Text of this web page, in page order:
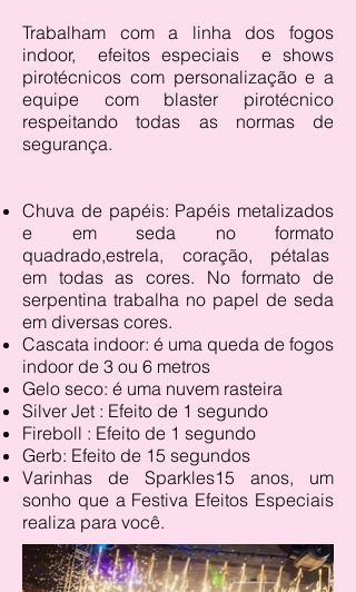
Trabalham com a linha dos fogos
indoor, efeitos especiais e shows
pirotécnicos com personalização e a
equipe com blaster pirotécnico
respeitando todas as normas de
segurança.
Chuva de papéis: Papéis metalizados
e em seda no formato
quadrado,estrela, coração, pétalas
em todas as cores. No formato de
serpentina trabalha no papel de seda
em diversas cores.
Cascata indoor: é uma queda de fogos
indoor de 3 ou 6 metros
Gelo seco: é uma nuvem rasteira
Silver Jet : Efeito de 1 segundo
Fireboll : Efeito de 1 segundo
Gerb: Efeito de 15 segundos
Varinhas de Sparkles15 anos, um
sonho que a Festiva Efeitos Especiais
realiza para você.